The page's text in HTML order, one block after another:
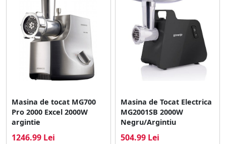
Masina de tocat MG700
Pro 2000 Excel 2000W
argintie
1246.99 Lei
Masina de Tocat Electrica
MG2001SB 2000W
Negru/Argintiu
504.99 Lei